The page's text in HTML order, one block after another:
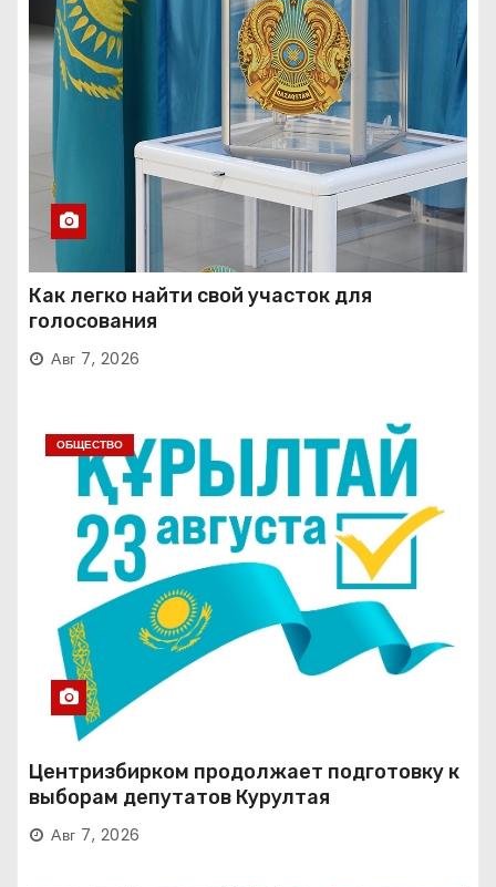
Как легко найти свой участок для
голосования
Авг 7, 2026
ОБЩЕСТВО
Центризбирком продолжает подготовку к
выборам депутатов Курултая
Авг 7, 2026